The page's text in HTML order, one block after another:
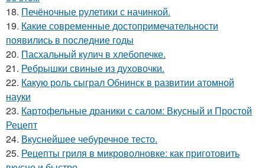
18. Печёночные рулетики с начинкой.
19. Какие современные достопримечательности
появились в последние годы
20. Пасхальный кулич в хлебопечке.
21. Ребрышки свиные из духовочки.
22. Какую роль сыграл Обнинск в развитии атомной
науки
23. Картофельные драники с салом: Вкусный и Простой
Рецепт
24. Вкуснейшее чебуречное тесто.
25. Рецепты гриля в микроволновке: как приготовить